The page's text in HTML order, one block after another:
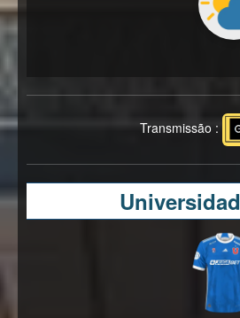
Transmissão :